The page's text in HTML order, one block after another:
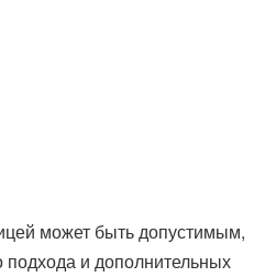
может быть допустимым,
подхода и дополнительных